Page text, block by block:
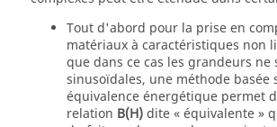
Tout d'abord pour la prise en
matériaux à caractéristiques non
que dans ce cas les grandeurs ne
sinusoïdales, une méthode basée
équivalence énergétique permet
relation B(H)dite « équivalente »